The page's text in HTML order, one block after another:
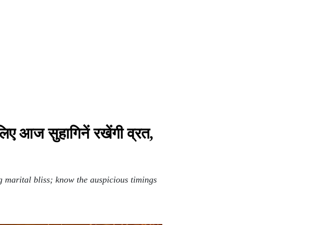
आज सुहागिनें रखेंगी व्रत,
bliss; know the auspicious timings